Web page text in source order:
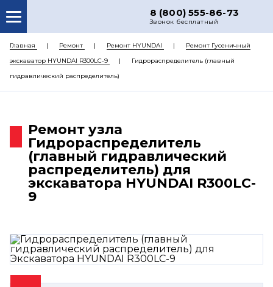
8 (800) 555-86-73
Звонок бесплатный
О НАС
КАТАЛОГ ЗАПЧАСТЕЙ
РЕМОНТ
КОНТАКТЫ
Главная Ремонт Ремонт HYUNDAI
Ремонт Гусеничный
экскаватор HYUNDAI R300LC-9
Гидрораспределитель (главный
гидравлический распределитель)
Ремонт узла
Гидрораспределитель
(главный гидравлический
распределитель) для
экскаватора HYUNDAI R300LC-
9